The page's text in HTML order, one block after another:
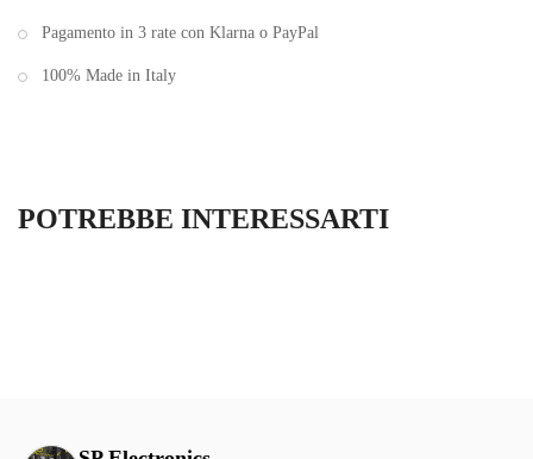
Pagamento in 3 rate con Klarna o PayPal
100% Made in Italy
POTREBBE INTERESSARTI